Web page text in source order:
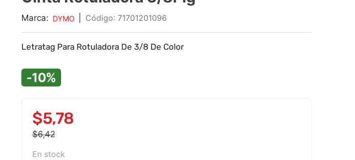
Marca: DYMO : 71701201096
Letratag Para Rotuladora De 3/8 De Color
-10%
$5,78
$6,42
En stock